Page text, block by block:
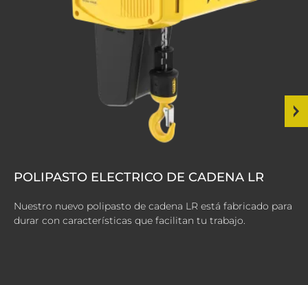
POLIPASTO ELECTRICO DE CADENA LR
Nuestro nuevo polipasto de cadena LR está fabricado para
durar con características que facilitan tu trabajo.